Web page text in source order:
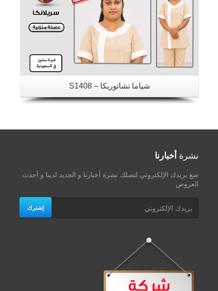
شياما تشاتوريكا – S1408
نشرة أخبارنا
ضع بريدك الإلكتروني لتصلك نشرة أخبارنا و الجديد لدينا و أحدث
العروض
إشترك